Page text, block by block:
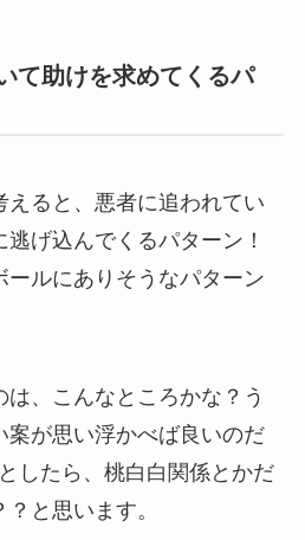
て助けを求めてくるパ
えると、悪者に追われてい
げ込んでくるパターン！
ールにありそうなパターン
、こんなところかな？う
案が思い浮かべば良いのだ
したら、桃白白関係とかだ
と思います。